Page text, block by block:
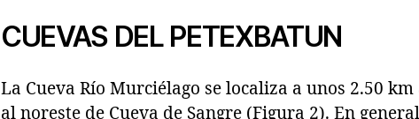
CUEVAS DEL PETEXBATUN
La Cueva Río Murciélago se localiza a unos 2.50
al noreste de Cueva de Sangre (Figura 2). En